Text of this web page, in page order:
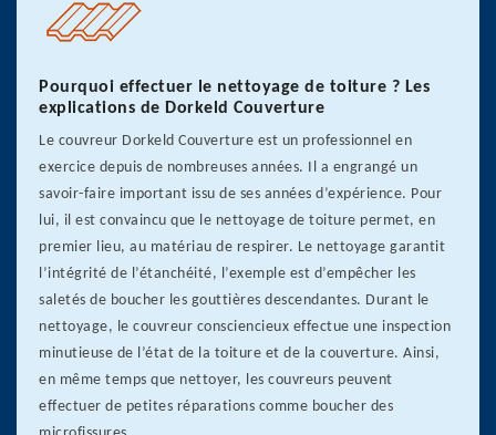
Pourquoi effectuer le nettoyage de toiture ? Les
explications de Dorkeld Couverture
Le couvreur Dorkeld Couverture est un professionnel en
exercice depuis de nombreuses années. Il a engrangé un
savoir-faire important issu de ses années d’expérience. Pour
lui, il est convaincu que le nettoyage de toiture permet, en
premier lieu, au matériau de respirer. Le nettoyage garantit
l’intégrité de l’étanchéité, l’exemple est d’empêcher les
saletés de boucher les gouttières descendantes. Durant le
nettoyage, le couvreur consciencieux effectue une inspection
minutieuse de l’état de la toiture et de la couverture. Ainsi,
en même temps que nettoyer, les couvreurs peuvent
effectuer de petites réparations comme boucher des